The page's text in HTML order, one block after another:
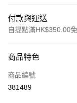
付款與運送
自提點滿HK$350.00
信用卡
Apple Pay
商品特色
商品編號
381489